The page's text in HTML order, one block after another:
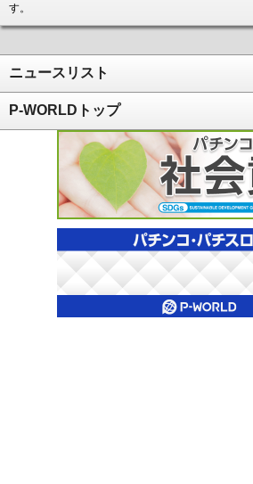
す。
ニュースリスト
P-WORLDトップ